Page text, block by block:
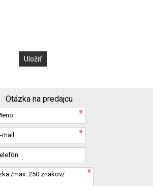
Otázka na predajcu